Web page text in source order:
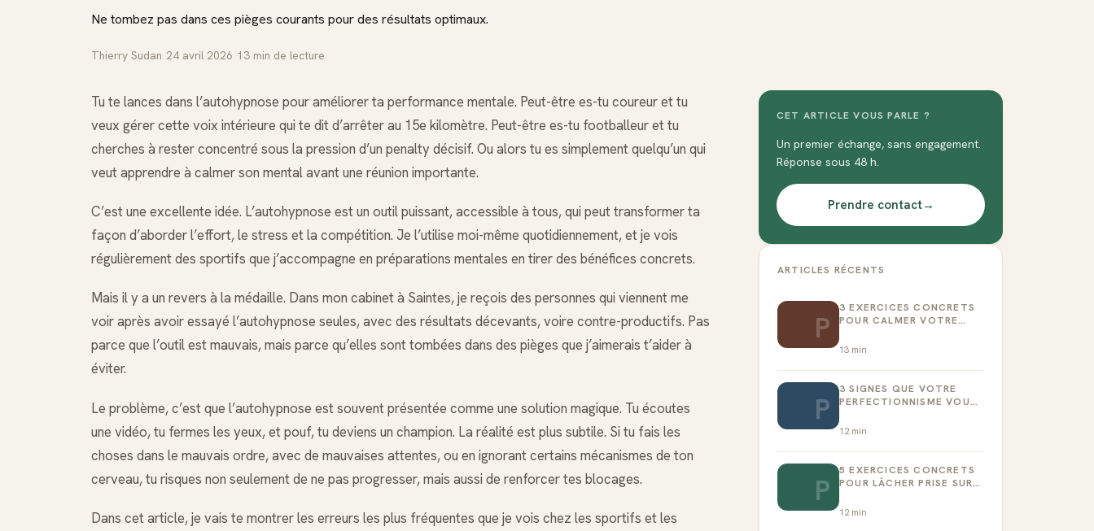
Ne tombez pas dans ces pièges courants pour des résultats optimaux.
Thierry Sudan 24 avril 2026 13 min de lecture
Tu te lances dans l’autohypnose pour améliorer ta performance mentale. Peut-être es-tu coureur et tu
veux gérer cette voix intérieure qui te dit d’arrêter au 15e kilomètre. Peut-être es-tu footballeur et tu
cherches à rester concentré sous la pression d’un penalty décisif. Ou alors tu es simplement quelqu’un qui
veut apprendre à calmer son mental avant une réunion importante.
C’est une excellente idée. L’autohypnose est un outil puissant, accessible à tous, qui peut transformer ta
façon d’aborder l’effort, le stress et la compétition. Je l’utilise moi-même quotidiennement, et je vois
régulièrement des sportifs que j’accompagne en préparations mentales en tirer des bénéfices concrets.
Mais il y a un revers à la médaille. Dans mon cabinet à Saintes, je reçois des personnes qui viennent me
voir après avoir essayé l’autohypnose seules, avec des résultats décevants, voire contre-productifs. Pas
parce que l’outil est mauvais, mais parce qu’elles sont tombées dans des pièges que j’aimerais t’aider à
éviter.
Le problème, c’est que l’autohypnose est souvent présentée comme une solution magique. Tu écoutes
une vidéo, tu fermes les yeux, et pouf, tu deviens un champion. La réalité est plus subtile. Si tu fais les
choses dans le mauvais ordre, avec de mauvaises attentes, ou en ignorant certains mécanismes de ton
cerveau, tu risques non seulement de ne pas progresser, mais aussi de renforcer tes blocages.
Dans cet article, je vais te montrer les erreurs les plus fréquentes que je vois chez les sportifs et les
CET ARTICLE VOUS PARLE ?
Un premier échange, sans engagement.
Réponse sous 48 h.
Prendre contact→
ARTICLES RÉCENTS
P
3 EXERCICES CONCRETS
POUR CALMER VOTRE
13 min
P
3 SIGNES QUE VOTRE
PERFECTIONNISME VOUS
12min
P
5 EXERCICES CONCRETS
POUR LÂCHER PRISE SUR
12min